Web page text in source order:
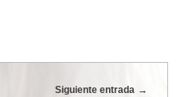
Siguiente entrada